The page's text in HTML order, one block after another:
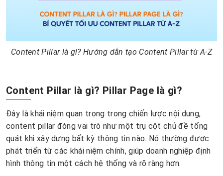
Content Pillar là gì? Hướng dẫn tạo Content Pillar từ A-Z
Content Pillar là gì? Pillar Page là gì?
Đây là khái niệm quan trọng trong chiến lược nội dung,
content pillar đóng vai trò như một trụ cột chủ đề tổng
quát khi xây dựng bất kỳ thông tin nào. Nó thường được
phát triển từ các khái niệm chính, giúp doanh nghiệp định
hình thông tin một cách hệ thống và rõ ràng hơn.